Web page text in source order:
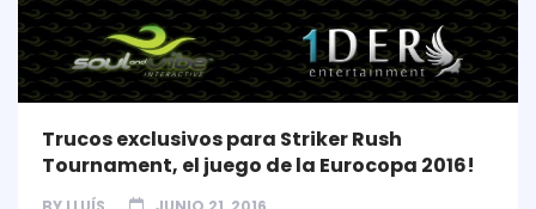
Trucos exclusivos para Striker Rush
Tournament, el juego de la Eurocopa 2016!